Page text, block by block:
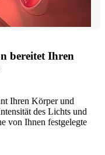
bereitet Ihren
Ihren Körper und
des Lichts und
von Ihnen festgelegte